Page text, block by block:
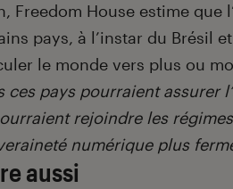
Freedom House estime que
pays, à l’instar du Brésil
le monde vers plus ou
ces pays pourraient assurer
rejoindre les
numérique plus
aussi